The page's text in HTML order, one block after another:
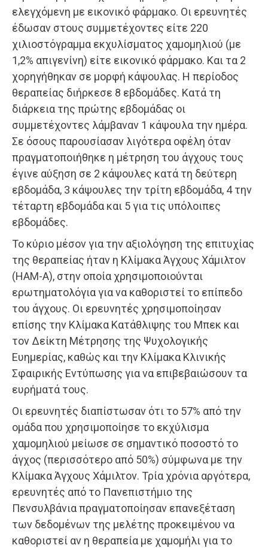
ελεγχόμενη με εικονικό φάρμακο. Οι ερευνητές
έδωσαν στους συμμετέχοντες είτε 220
χιλιοστόγραμμα εκχυλίσματος χαμομηλιού (με
1,2% απιγενίνη) είτε εικονικό φάρμακο. Και τα 2
χορηγήθηκαν σε μορφή κάψουλας. Η περίοδος
θεραπείας διήρκεσε 8 εβδομάδες. Κατά τη
διάρκεια της πρώτης εβδομάδας οι
συμμετέχοντες λάμβαναν 1 κάψουλα την ημέρα.
Σε όσους παρουσίασαν λιγότερα οφέλη όταν
πραγματοποιήθηκε η μέτρηση του άγχους τους
έγινε αύξηση σε 2 κάψουλες κατά τη δεύτερη
εβδομάδα, 3 κάψουλες την τρίτη εβδομάδα, 4 την
τέταρτη εβδομάδα και 5 για τις υπόλοιπες
εβδομάδες.
Το κύριο μέσον για την αξιολόγηση της επιτυχίας
της θεραπείας ήταν η Κλίμακα Άγχους Χάμιλτον
(HAM-A), στην οποία χρησιμοποιούνται
ερωτηματολόγια για να καθοριστεί το επίπεδο
του άγχους. Οι ερευνητές χρησιμοποίησαν
επίσης την Κλίμακα Κατάθλιψης του Μπεκ και
τον Δείκτη Μέτρησης της Ψυχολογικής
Ευημερίας, καθώς και την Κλίμακα Κλινικής
Σφαιρικής Εντύπωσης για να επιβεβαιώσουν τα
ευρήματά τους.
Οι ερευνητές διαπίστωσαν ότι το 57% από την
ομάδα που χρησιμοποίησε το εκχύλισμα
χαμομηλιού μείωσε σε σημαντικό ποσοστό το
άγχος (περισσότερο από 50%) σύμφωνα με την
Κλίμακα Άγχους Χάμιλτον. Τρία χρόνια αργότερα,
ερευνητές από το Πανεπιστήμιο της
Πενσυλβάνια πραγματοποίησαν επανεξέταση
των δεδομένων της μελέτης προκειμένου να
καθοριστεί αν η θεραπεία με χαμομήλι για το